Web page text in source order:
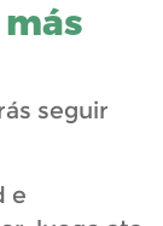
seguir
e